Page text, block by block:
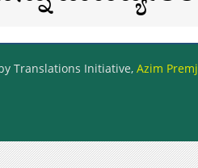
Translations Initiative, Azim